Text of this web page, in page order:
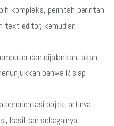
kompleks, perintah-perintah
text editor, kemudian
dan dijalankan, akan
bahwa R siap
berorientasi objek, artinya
hasil dan sebagainya,